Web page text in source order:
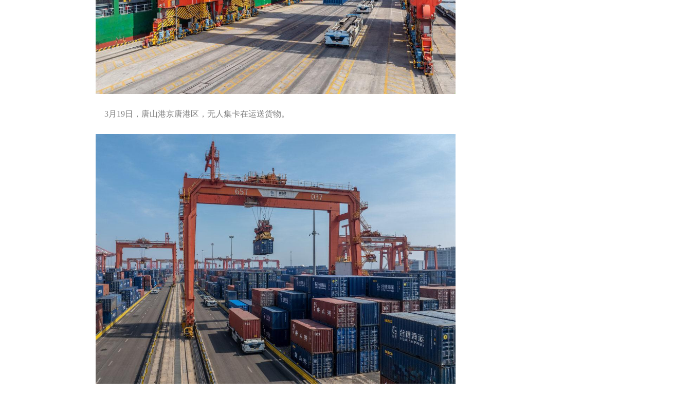
3月19日，唐山港京唐港区，无人集卡在运送货物。